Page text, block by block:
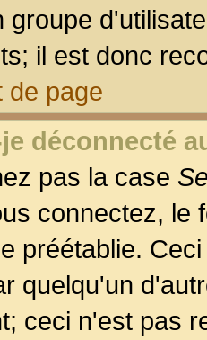
groupe
il est donc
de page
déconnecté
pas la case
connectez, le
préétablie.
quelqu'un
ceci n'est pas